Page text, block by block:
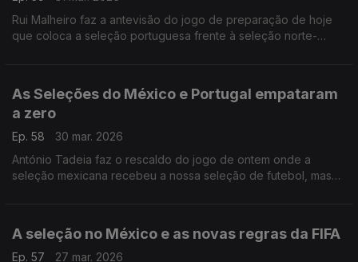
Rui Malheiro faz a antevisão do jogo de preparação de hoje
que coloca a seleção portuguesa frente à seleção norte-
As Seleções do México e Portugal empataram
a zero
Ep. 58
30 mar. 2026
António Tadeia faz o rescaldo do jogo de ontem onde a
seleção mexicana recebeu a nossa seleção de futebol, mas
A seleção no México e as novas regras da FIFA
Ep. 57
27 mar. 2026